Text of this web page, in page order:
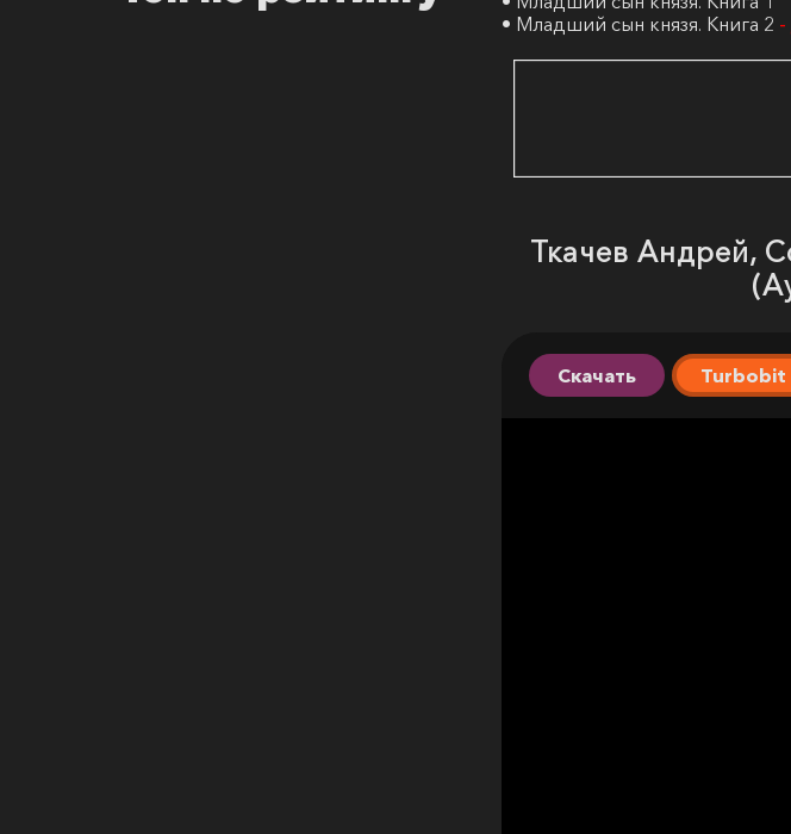
• Младший сын князя. Книга 2 -
Ткачев Андрей,
Скачать Turbobit